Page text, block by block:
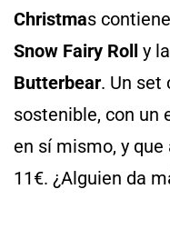
Christmas
Snow Fairy Roll y
Butterbear. Un set
sostenible, con un
en sí mismo, y
11€. ¿Alguien da